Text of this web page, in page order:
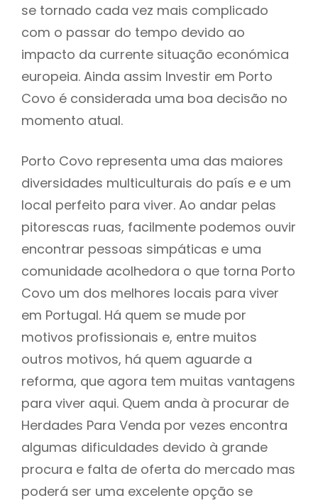
se tornado cada vez mais complicado
com o passar do tempo devido ao
impacto da currente situação económica
europeia. Ainda assim Investir em Porto
Covo é considerada uma boa decisão no
momento atual.
Porto Covo representa uma das maiores
diversidades multiculturais do país e e um
local perfeito para viver. Ao andar pelas
pitorescas ruas, facilmente podemos ouvir
encontrar pessoas simpáticas e uma
comunidade acolhedora o que torna Porto
Covo um dos melhores locais para viver
em Portugal. Há quem se mude por
motivos profissionais e, entre muitos
outros motivos, há quem aguarde a
reforma, que agora tem muitas vantagens
para viver aqui. Quem anda à procurar de
Herdades Para Venda por vezes encontra
algumas dificuldades devido à grande
procura e falta de oferta do mercado mas
poderá ser uma excelente opção se